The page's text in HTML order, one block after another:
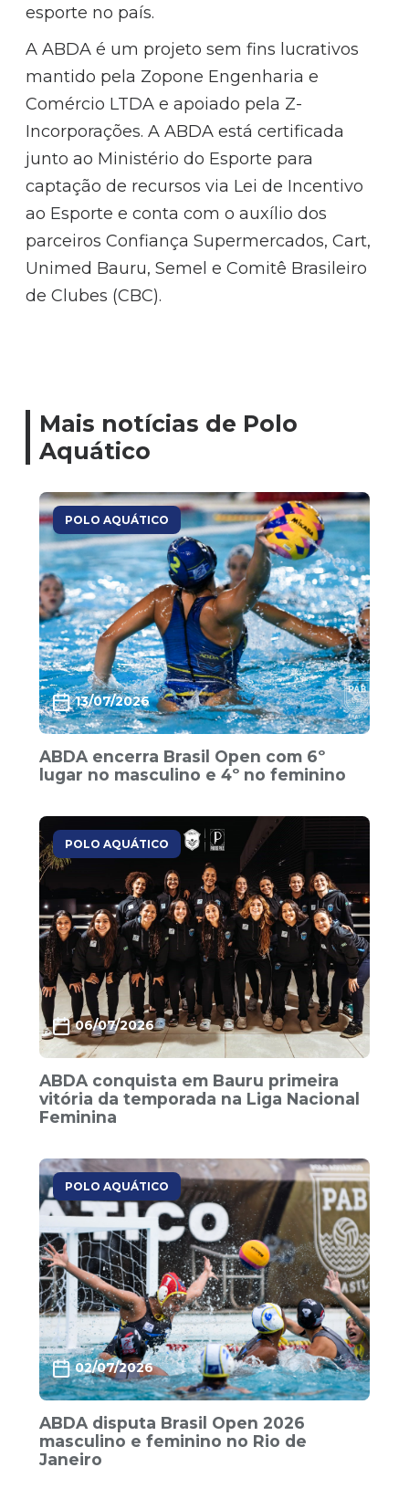
esporte no país.
A ABDA é um projeto sem fins lucrativos
mantido pela Zopone Engenharia e
Comércio LTDA e apoiado pela Z-
Incorporações. A ABDA está certificada
junto ao Ministério do Esporte para
captação de recursos via Lei de Incentivo
ao Esporte e conta com o auxílio dos
parceiros Confiança Supermercados, Cart,
Unimed Bauru, Semel e Comitê Brasileiro
de Clubes (CBC).
Mais notícias de Polo
Aquático
POLO AQUÁTICO
13/07/2026
ABDA encerra Brasil Open com 6º
lugar no masculino e 4º no feminino
POLO AQUÁTICO
06/07/2026
ABDA conquista em Bauru primeira
vitória da temporada na Liga Nacional
Feminina
POLO AQUÁTICO
02/07/2026
ABDA disputa Brasil Open 2026
masculino e feminino no Rio de
Janeiro